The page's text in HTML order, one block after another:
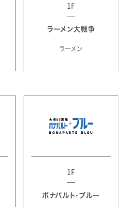
1F
ラーメン大戦争
ラーメン
1F
ボナパルト・ブルー